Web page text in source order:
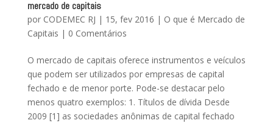
mercado de capitais
por CODEMEC RJ | 15, fev 2016 | O que é Mercado de
Capitais | 0 Comentários
O mercado de capitais oferece instrumentos e veículos
que podem ser utilizados por empresas de capital
fechado e de menor porte. Pode-se destacar pelo
menos quatro exemplos: 1. Títulos de dívida Desde
2009 [1] as sociedades anônimas de capital fechado